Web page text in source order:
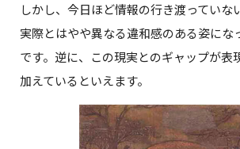
しかし、今日ほど情報の行き渡っていな
実際とはやや異なる違和感のある姿にな
です。逆に、この現実とのギャップが表
加えているといえます。